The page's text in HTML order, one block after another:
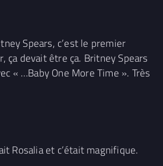
Spears, c’est le premier
ça devait être ça. Britney Spears
« …Baby One More Time ». Très
Rosalia et c’était magnifique.